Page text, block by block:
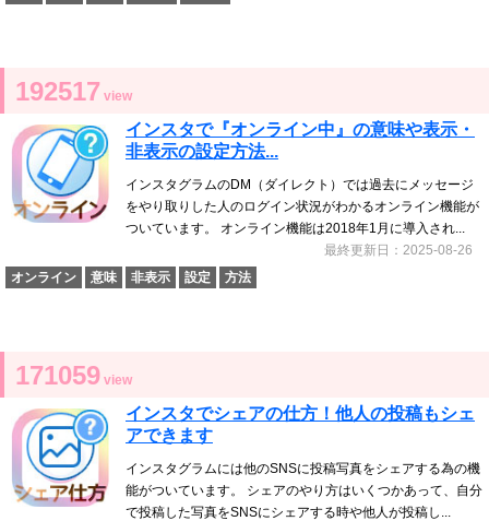
192517 view
インスタで『オンライン中』の意味や表示・
非表示の設定方法...
インスタグラムのDM（ダイレクト）では過去にメッセージ
をやり取りした人のログイン状況がわかるオンライン機能が
ついています。 オンライン機能は2018年1月に導入され...
最終更新日：2025-08-26
オンライン
意味 非表示 設定 方法
171059 view
インスタでシェアの仕方！他人の投稿もシェ
アできます
インスタグラムには他のSNSに投稿写真をシェアする為の機
能がついています。 シェアのやり方はいくつかあって、自分
で投稿した写真をSNSにシェアする時や他人が投稿し...